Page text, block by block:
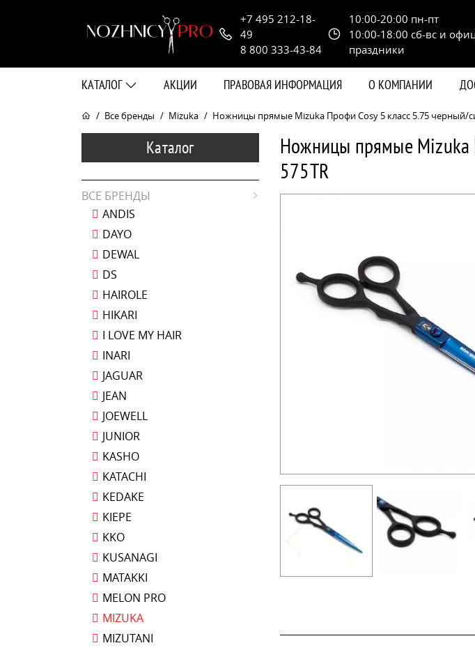
+7 495 212-18-
49
8 800 333-43-84
10:00-20:00 пн-пт
10:00-18:00 сб-вс и
праздники
КАТАЛОГ АКЦИИ ПРАВОВАЯ ИНФОРМАЦИЯ О КОМПАНИИ
Все бренды Mizuka Ножницы прямые Mizuka Профи Cosy 5 класс 5.75 черный/
Каталог
ВСЕ БРЕНДЫ
ANDIS
DAYO
DEWAL
DS
HAIROLE
HIKARI
I LOVE MY HAIR
INARI
JAGUAR
JEAN
JOEWELL
JUNIOR
KASHO
KATACHI
KEDAKE
KIEPE
KKO
KUSANAGI
MATAKKI
MELON PRO
MIZUKA
MIZUTANI
Ножницы прямые Mizuka
575TR